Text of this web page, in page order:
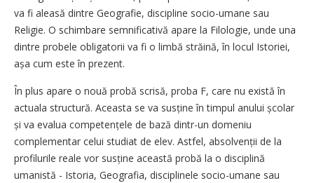
va fi aleasă dintre Geografie, discipline socio-umane sau
Religie. O schimbare semnificativă apare la Filologie, unde una
dintre probele obligatorii va fi o limbă străină, în locul Istoriei,
așa cum este în prezent.
În plus apare o nouă probă scrisă, proba F, care nu există în
actuala structură. Aceasta se va susține în timpul anului școlar
și va evalua competențele de bază dintr-un domeniu
complementar celui studiat de elev. Astfel, absolvenții de la
profilurile reale vor susține această probă la o disciplină
umanistă - Istoria, Geografia, disciplinele socio-umane sau